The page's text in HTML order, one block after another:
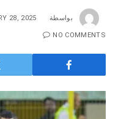
بواسطة 28, 2025
NO COMMENTS